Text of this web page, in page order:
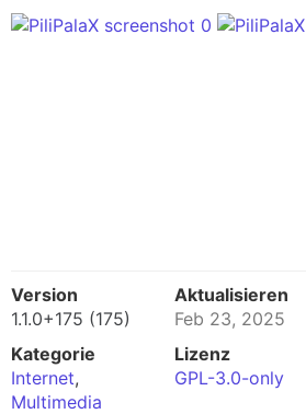
Version
1.1.0+175 (175)
Aktualisieren
Feb 23, 2025
Kategorie
Internet,
Multimedia
Lizenz
GPL-3.0-only